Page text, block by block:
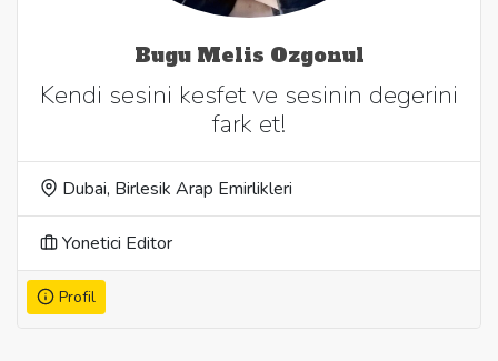
Bugu Melis Ozgonul
Kendi sesini kesfet ve sesinin degerini
fark et!
Dubai, Birlesik Arap Emirlikleri
Yonetici Editor
Profil